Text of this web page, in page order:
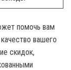
помочь вам
вашего
скидок,